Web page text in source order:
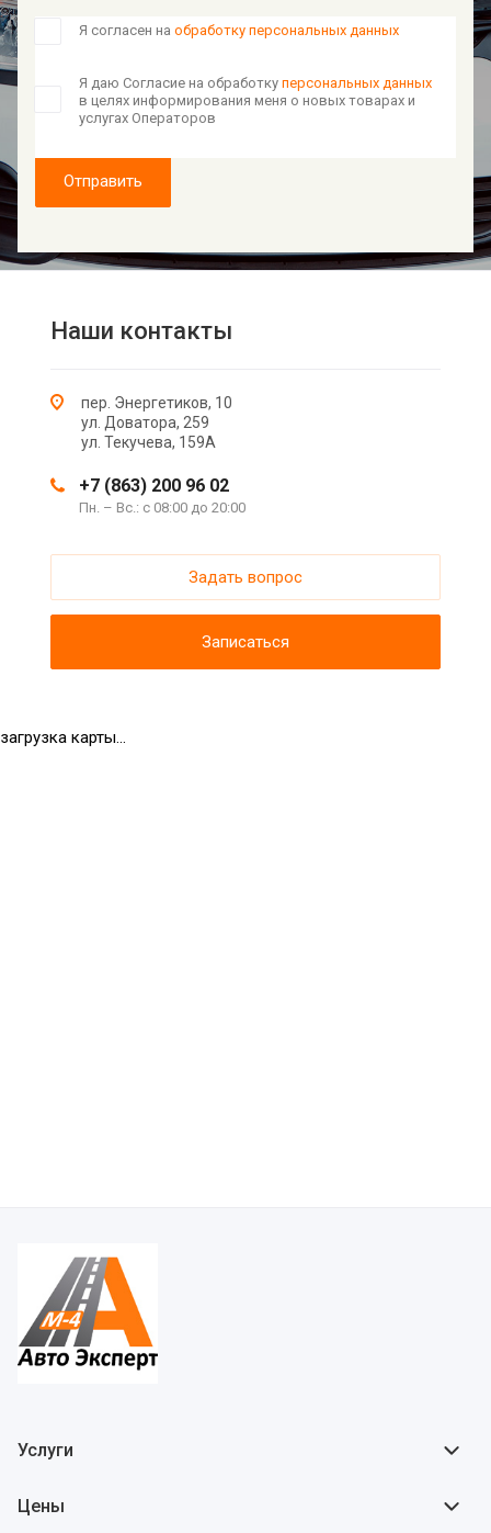
Я согласен на обработку персональных данных
Я даю Согласие на обработку персональных данных
в целях информирования меня о новых товарах и
услугах Операторов
Отправить
Наши контакты
пер. Энергетиков, 10
ул. Доватора, 259
ул. Текучева, 159А
+7 (863) 200 96 02
Пн. – Вс.: с 08:00 до 20:00
Задать вопрос
Записаться
загрузка карты...
Услуги
Цены